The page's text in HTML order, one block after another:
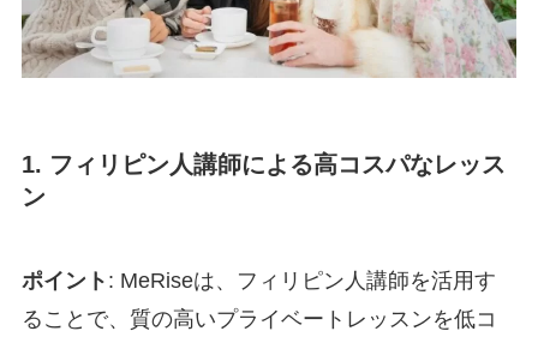
1. フィリピン人講師による高コスパなレッス
ン
ポイント : MeRiseは、フィリピン人講師を活用す
ることで、質の高いプライベートレッスンを低コ